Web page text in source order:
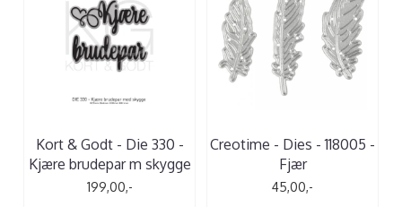
Kort & Godt - Die 330 -
Kjære brudepar m skygge
199,00,-
Creotime - Dies - 118005 -
Fjær
45,00,-